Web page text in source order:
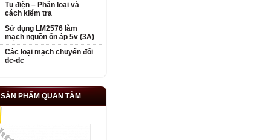
Tụ điện – Phân loại và
cách kiểm tra
Sử dụng LM2576 làm
mạch nguồn ổn áp 5v (3A)
Các loại mạch chuyển đổi
dc-dc
SẢN PHẨM QUAN TÂM